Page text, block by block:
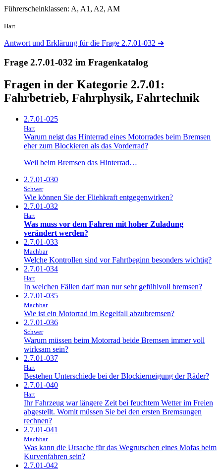
Führerscheinklassen: A, A1, A2, AM
Hart
Antwort und Erklärung für die Frage 2.7.01-032 ➜
Frage 2.7.01-032 im Fragenkatalog
Fragen in der Kategorie 2.7.01:
Fahrbetrieb, Fahrphysik, Fahrtechnik
2.7.01-025
Hart
Warum neigt das Hinterrad eines Motorrades beim Bremsen
eher zum Blockieren als das Vorderrad?
Weil beim Bremsen das Hinterrad…
2.7.01-030
Schwer
Wie können Sie der Fliehkraft entgegenwirken?
2.7.01-032
Hart
Was muss vor dem Fahren mit hoher Zuladung
verändert werden?
2.7.01-033
Machbar
Welche Kontrollen sind vor Fahrtbeginn besonders wichtig?
2.7.01-034
Hart
In welchen Fällen darf man nur sehr gefühlvoll bremsen?
2.7.01-035
Machbar
Wie ist ein Motorrad im Regelfall abzubremsen?
2.7.01-036
Schwer
Warum müssen beim Motorrad beide Bremsen immer voll
wirksam sein?
2.7.01-037
Hart
Bestehen Unterschiede bei der Blockierneigung der Räder?
2.7.01-040
Hart
Ihr Fahrzeug war längere Zeit bei feuchtem Wetter im Freien
abgestellt. Womit müssen Sie bei den ersten Bremsungen
rechnen?
2.7.01-041
Machbar
Was kann die Ursache für das Wegrutschen eines Mofas beim
Kurvenfahren sein?
2.7.01-042